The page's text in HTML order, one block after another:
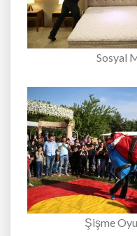
Sosyal
Şişme